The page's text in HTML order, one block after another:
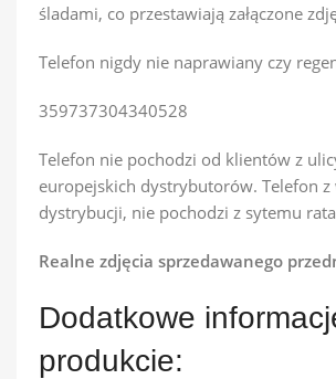
śladami, co przestawiają załączone
Telefon nigdy nie naprawiany czy
359737304340528
Telefon nie pochodzi od klientów z
europejskich dystrybutorów. Telefon z
dystrybucji, nie pochodzi z sytemu
Realne zdjęcia sprzedawanego
Dodatkowe
produkcie: